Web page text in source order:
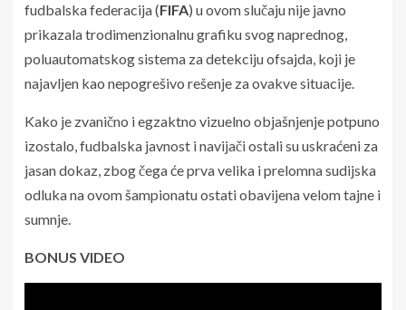
fudbalska federacija (FIFA) u ovom slučaju nije javno
prikazala trodimenzionalnu grafiku svog naprednog,
poluautomatskog sistema za detekciju ofsajda, koji je
najavljen kao nepogrešivo rešenje za ovakve situacije.
Kako je zvanično i egzaktno vizuelno objašnjenje potpuno
izostalo, fudbalska javnost i navijači ostali su uskraćeni za
jasan dokaz, zbog čega će prva velika i prelomna sudijska
odluka na ovom šampionatu ostati obavijena velom tajne i
sumnje.
BONUS VIDEO